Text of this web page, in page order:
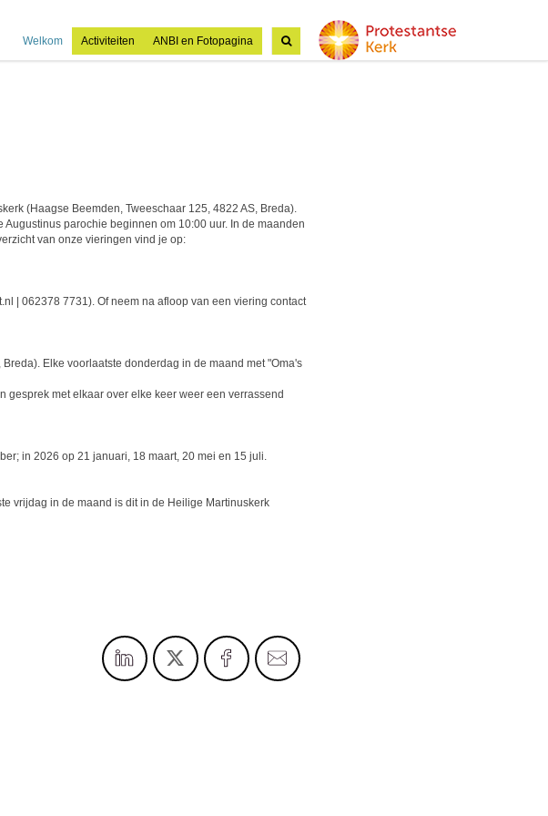
Welkom Activiteiten ANBI en Fotopagina
(Haagse Beemden, Tweeschaar 125, 4822 AS, Breda).
parochie beginnen om 10:00 uur. In de maanden
van onze vieringen vind je op:
| 062378 7731). Of neem na afloop van een viering contact
Elke voorlaatste donderdag in de maand met "Oma's
gesprek met elkaar over elke keer weer een verrassend
in 2026 op 21 januari, 18 maart, 20 mei en 15 juli.
vrijdag in de maand is dit in de Heilige Martinuskerk